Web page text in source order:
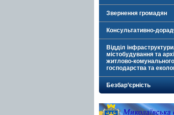
Звернення громадян
Консультативно-
Відділ
містобудування та
житлово-комунального
господарства та
Безбар’єрність